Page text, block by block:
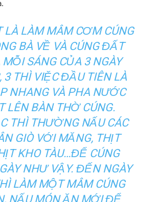
LÀM MÂM CƠM CÚNG
BÀ VỀ VÀ CÚNG ĐẤT
MỖI SÁNG CỦA 3 NGÀY
3 THÌ VIỆC ĐẦU TIÊN LÀ
NHANG VÀ PHA NƯỚC
LÊN BÀN THỜ CÚNG.
THÌ THƯỜNG NẤU CÁC
GIÒ VỚI MĂNG, THỊT
KHO TÀU…ĐỂ CÚNG
NHƯ VẬY. ĐẾN NGÀY
LÀM MỘT MÂM CÚNG
NẤU MÓN ĂN MỚI ĐỂ